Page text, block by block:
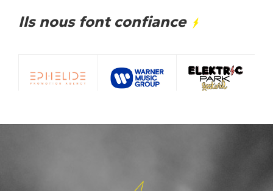
Ils nous font confiance